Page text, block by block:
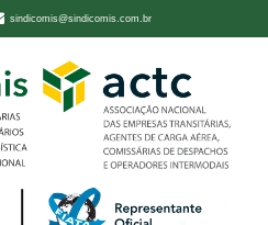
sindicomis@sindicomis.com.br